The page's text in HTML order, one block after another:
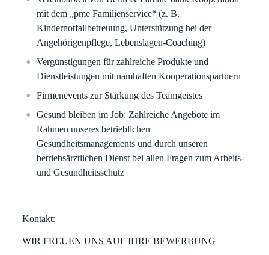
mit dem „pme Familienservice“ (z. B.
Kindernotfallbetreuung, Unterstützung bei der
Angehörigenpflege, Lebenslagen-Coaching)
Vergünstigungen für zahlreiche Produkte und
Dienstleistungen mit namhaften Kooperationspartnern
Firmenevents zur Stärkung des Teamgeistes
Gesund bleiben im Job: Zahlreiche Angebote im
Rahmen unseres betrieblichen
Gesundheitsmanagements und durch unseren
betriebsärztlichen Dienst bei allen Fragen zum Arbeits-
und Gesundheitsschutz
Kontakt:
WIR FREUEN UNS AUF IHRE BEWERBUNG